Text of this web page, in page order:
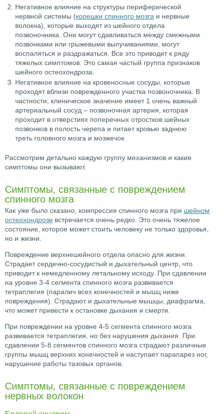
Негативное влияние на структуры периферической
нервной системы (корешки спинного мозга и нервные
волокна), которые выходят из шейного отдела
позвоночника. Они могут сдавливаться между смежными
позвонками или грыжевыми выпучиваниями, могут
воспаляться и раздражаться. Все это приводит к ряду
тяжелых симптомов. Это самая частый группа признаков
шейного остеохондроза.
Негативное влияние на кровеносные сосуды, которые
проходят вблизи поврежденного участка позвоночника. В
частности, клиническое значение имеет 1 очень важный
артериальный сосуд – позвоночная артерия, которая
проходит в отверстиях поперечных отростков шейных
позвонков в полость черепа и питает кровью заднюю
треть головного мозга и мозжечок.
Рассмотрим детально каждую группу механизмов и какие
симптомы они вызывают.
Симптомы, связанные с повреждением
спинного мозга
Как уже было сказано, компрессия спинного мозга при шейном
остеохондрозе встречается очень редко. Это очень тяжелое
состояние, которое может стоить человеку не только здоровья,
но и жизни.
Повреждение верхнешейного отдела опасно для жизни.
Страдает сердечно-сосудистый и дыхательный центр, что
приводит к немедленному летальному исходу. При сдавлении
на уровне 3-4 сегмента спинного мозга развивается
тетраплегия (паралич всех конечностей и мышц ниже
повреждения). Страдают и дыхательные мышцы, диафрагма,
что может привести к остановке дыхания и смерти.
При повреждении на уровне 4-5 сегмента спинного мозга
развивается тетраплегия, но без нарушения дыхания. При
сдавлении 5-8 сегментов спинного мозга страдают различные
группы мышц верхних конечностей и наступает парапарез ног,
нарушение работы тазовых органов.
Симптомы, связанные с повреждением
нервных волокон